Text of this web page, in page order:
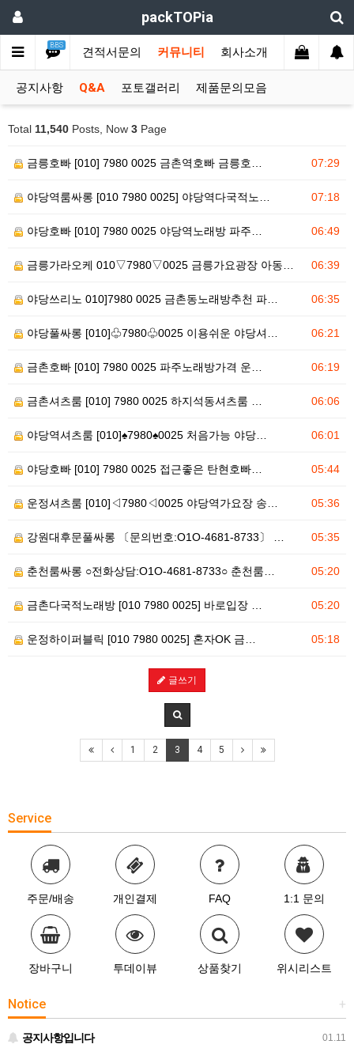
packTOPia
BBS
제작용 상품 견적서문의 커뮤니티 회사소개
공지사항 Q&A 포토갤러리 제품문의모음
Total 11,540 Posts, Now 3 Page
07:29
금릉호빠 [010] 7980 0025 금촌역호빠 금릉호…
07:18
야당역룸싸롱 [010 7980 0025] 야당역다국적노…
06:49
야당호빠 [010] 7980 0025 야당역노래방 파주…
06:39
금릉가라오케 010▽7980▽0025 금릉가요광장 아동…
06:35
야당쓰리노 010]7980 0025 금촌동노래방추천 파…
06:21
야당풀싸롱 [010]♧7980♧0025 이용쉬운 야당셔…
06:19
금촌호빠 [010] 7980 0025 파주노래방가격 운…
06:06
금촌셔츠룸 [010] 7980 0025 하지석동셔츠룸 …
06:01
야당역셔츠룸 [010]♠7980♠0025 처음가능 야당…
05:44
야당호빠 [010] 7980 0025 접근좋은 탄현호빠…
05:36
운정셔츠룸 [010]◁7980◁0025 야당역가요장 송…
05:35
강원대후문풀싸롱 〔문의번호:O1O-4681-8733〕 …
05:20
춘천룸싸롱 ○전화상담:O1O-4681-8733○ 춘천룸…
05:20
금촌다국적노래방 [010 7980 0025] 바로입장 …
05:18
운정하이퍼블릭 [010 7980 0025] 혼자OK 금…
글쓰기
1 2 3 4 5
Service
주문/배송 개인결제 FAQ 1:1 문의
장바구니 투데이뷰 상품찾기 위시리스트
+
Notice
01.11
공지사항입니다